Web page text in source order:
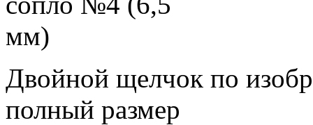
Двойной щелчок по
полный размер